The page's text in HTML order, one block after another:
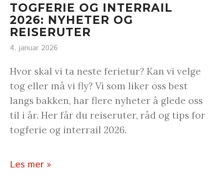
TOGFERIE OG INTERRAIL
2026: NYHETER OG
REISERUTER
4. januar 2026
Hvor skal vi ta neste ferietur? Kan vi velge
tog eller må vi fly? Vi som liker oss best
langs bakken, har flere nyheter å glede oss
til i år. Her får du reiseruter, råd og tips for
togferie og interrail 2026.
Les mer »